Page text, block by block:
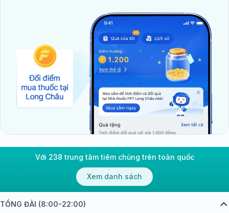
Với 238 trung tâm tiêm chủng trên toàn quốc
Xem danh sách
TỔNG ĐÀI (8:00-22:00)